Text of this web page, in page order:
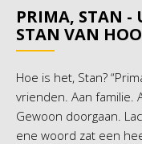
PRIMA, STAN -
STAN VAN
Hoe is het, Stan?
vrienden. Aan familie.
Gewoon doorgaan.
ene woord zat een